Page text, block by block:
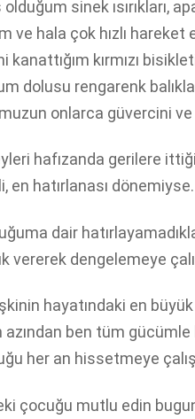
olduğum sinek ısırıkları,
ve hala çok hızlı
kanattığım kırmızı
dolusu rengarenk
onlarca güvercini ve
hafızanda gerilere
en hatırlanası dönemiyse.
dair
vererek dengelemeye
hayatındaki en
azından ben tüm
her an hissetmeye
çocuğu mutlu edin